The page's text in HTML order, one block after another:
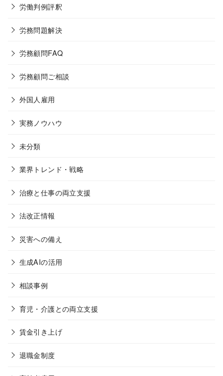
労働判例評釈
労務問題解決
労務顧問FAQ
労務顧問ご相談
外国人雇用
実務ノウハウ
未分類
業界トレンド・戦略
治療と仕事の両立支援
法改正情報
災害への備え
生成AIの活用
相談事例
育児・介護との両立支援
賃金引き上げ
退職金制度